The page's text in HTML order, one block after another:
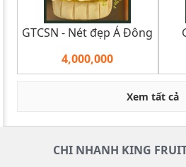
GTCSN - Nét đẹp Á Đông
4,000,000
Xem tất cả
CHI NHANH KING